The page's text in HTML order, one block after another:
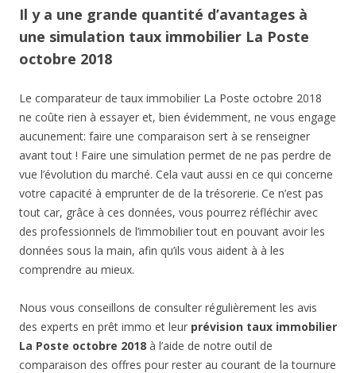
Il y a une grande quantité d’avantages à
une simulation taux immobilier La Poste
octobre 2018
Le comparateur de taux immobilier La Poste octobre 2018
ne coûte rien à essayer et, bien évidemment, ne vous engage
aucunement: faire une comparaison sert à se renseigner
avant tout ! Faire une simulation permet de ne pas perdre de
vue l’évolution du marché. Cela vaut aussi en ce qui concerne
votre capacité à emprunter de de la trésorerie. Ce n’est pas
tout car, grâce à ces données, vous pourrez réfléchir avec
des professionnels de l’immobilier tout en pouvant avoir les
données sous la main, afin qu’ils vous aident à à les
comprendre au mieux.
Nous vous conseillons de consulter régulièrement les avis
des experts en prêt immo et leur prévision taux immobilier
La Poste octobre 2018 à l’aide de notre outil de
comparaison des offres pour rester au courant de la tournure